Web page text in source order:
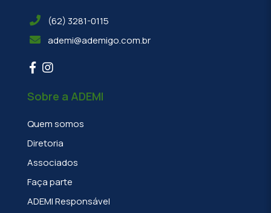
(62) 3281-0115
ademi@ademigo.com.br
Sobre a ADEMI
Quem somos
Diretoria
Associados
Faça parte
ADEMI Responsável